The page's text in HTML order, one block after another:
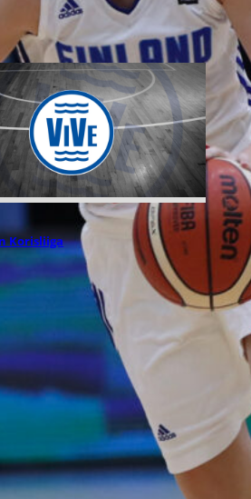
Korisliiga06.08.2026 09:38
Hoyt